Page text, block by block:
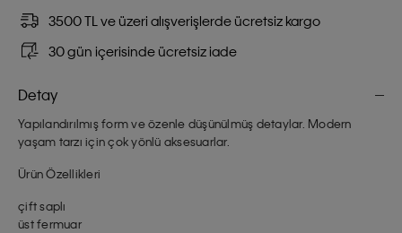
3500 TL ve üzeri alışverişlerde ücretsiz kargo
30 gün içerisinde ücretsiz iade
Detay
Yapılandırılmış form ve özenle düşünülmüş detaylar. Modern
yaşam tarzı için çok yönlü aksesuarlar.
Ürün Özellikleri
çift saplı
üst fermuar